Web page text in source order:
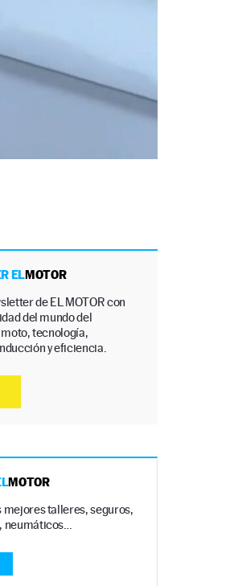
ELMOTOR
de EL MOTOR con
del mundo del
tecnología,
y eficiencia.
MOTOR
mejores talleres, seguros,
neumáticos…